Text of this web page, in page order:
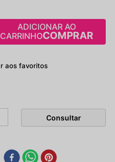
ADICIONAR AO
CARRINHO